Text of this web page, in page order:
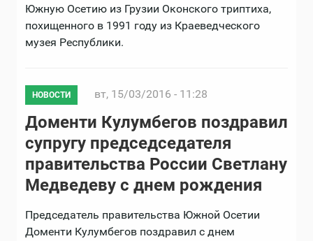
Южную Осетию из Грузии Оконского триптиха,
похищенного в 1991 году из Краеведческого
музея Республики.
НОВОСТИ вт, 15/03/2016 - 11:28
Доменти Кулумбегов поздравил
супругу председседателя
правительства России Светлану
Медведеву с днем рождения
Председатель правительства Южной Осетии
Доменти Кулумбегов поздравил с днем